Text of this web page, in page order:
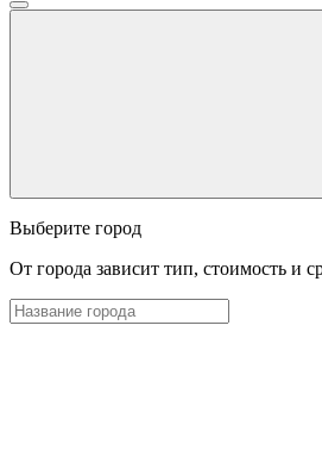
Выберите город
От города зависит тип, стоимость и